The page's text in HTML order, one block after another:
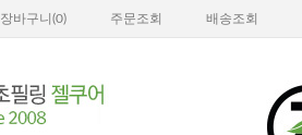
장바구니(0) 주문조회 배송조회